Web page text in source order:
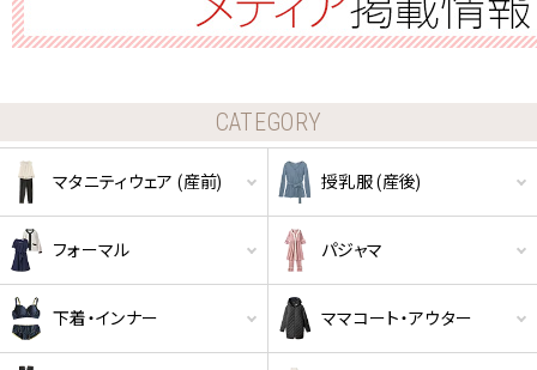
CATEGORY
マタニティウェア (産前) 授乳服 (産後)
フォーマル パジャマ
下着・インナー ママコート・アウター